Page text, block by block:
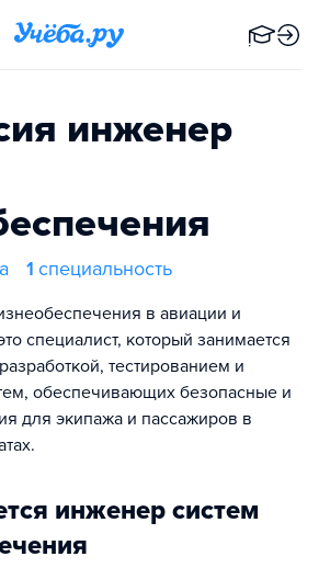
инженер
1 специальность
в авиации и
специалист, который занимается
тестированием и
обеспечивающих безопасные и
для экипажа и пассажиров в
инженер систем